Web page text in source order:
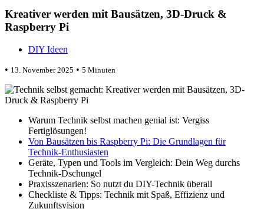
Kreativer werden mit Bausätzen, 3D-Druck &
Raspberry Pi
DIY Ideen
• 13. November 2025 • 5 Minuten
Warum Technik selbst machen genial ist: Vergiss
Fertiglösungen!
Von Bausätzen bis Raspberry Pi: Die Grundlagen für
Technik-Enthusiasten
Geräte, Typen und Tools im Vergleich: Dein Weg durchs
Technik-Dschungel
Praxisszenarien: So nutzt du DIY-Technik überall
Checkliste & Tipps: Technik mit Spaß, Effizienz und
Zukunftsvision